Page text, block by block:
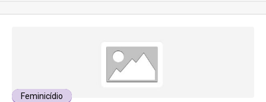
Feminicídio